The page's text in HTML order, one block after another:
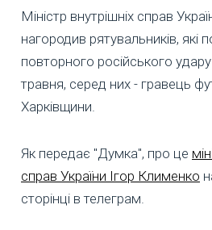
Міністр внутрішніх справ
нагородив рятувальників, які
повторного російського
травня, серед них - гравець
Харківщини.
Як передає "Думка", про це
справ України Ігор Клименко
сторінці в телеграм.